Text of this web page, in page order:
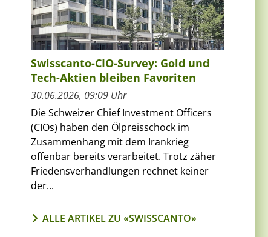
Swisscanto-CIO-Survey: Gold und
Tech-Aktien bleiben Favoriten
30.06.2026, 09:09 Uhr
Die Schweizer Chief Investment Officers
(CIOs) haben den Ölpreisschock im
Zusammenhang mit dem Irankrieg
offenbar bereits verarbeitet. Trotz zäher
Friedensverhandlungen rechnet keiner
der...
ALLE ARTIKEL ZU «SWISSCANTO»